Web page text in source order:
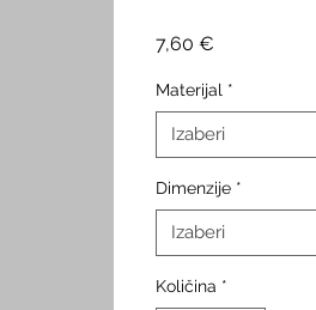
7,60 €
Materijal *
Izaberi
Dimenzije *
Izaberi
Količina *